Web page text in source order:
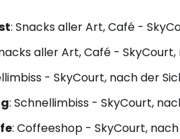
: Snacks aller Art, Café -
aller Art, Café -
- SkyCourt, nach der
: Schnellimbiss - SkyCourt,
: Coffeeshop - SkyCourt,